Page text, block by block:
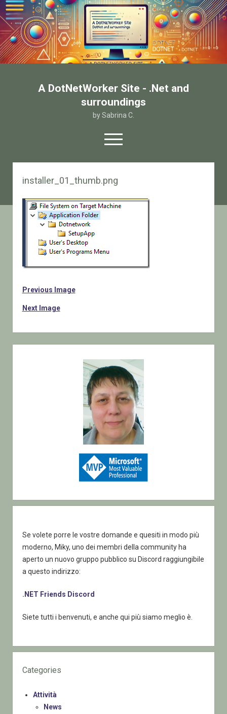
A DotNetWorker Site - .Net and
surroundings
by Sabrina C.
open
menu
twitterfacebook
email-form
Chi sono
installer_01_thumb.png
Previous Image
Next Image
Se volete porre le vostre domande e quesiti in modo più
moderno, Miky, uno dei membri della community ha
aperto un nuovo gruppo pubblico su Discord raggiungibile
a questo indirizzo:
.NET Friends Discord
Siete tutti i benvenuti, e anche qui più siamo meglio è.
Categories
Attività
News